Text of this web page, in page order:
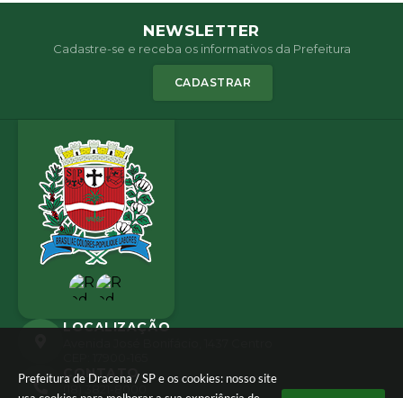
Prefeitura de Dracena / SP e os cookies: nosso site
NEWSLETTER
Cadastre-se e receba os informativos da Prefeitura
CADASTRAR
LOCALIZAÇÃO
CONTATO